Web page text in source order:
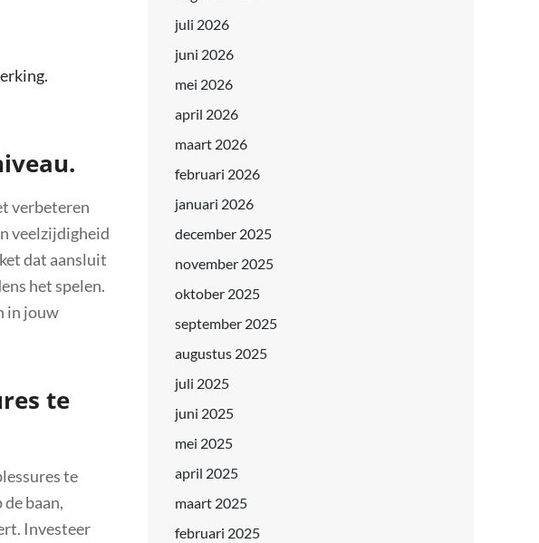
verbeteren
veelzijdigheid
dat aansluit
het spelen.
in jouw
te
te
baan,
Investeer
juli 2026
juni 2026
mei 2026
april 2026
maart 2026
februari 2026
januari 2026
december 2025
november 2025
oktober 2025
september 2025
augustus 2025
juli 2025
juni 2025
mei 2025
april 2025
maart 2025
februari 2025